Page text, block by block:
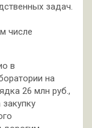
задач.
числе
в
на
26 млн руб.,